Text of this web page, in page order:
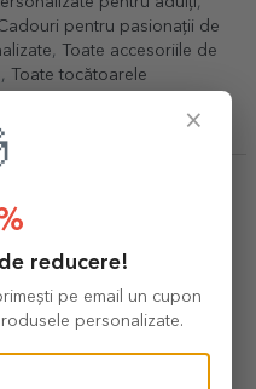
pentru pasionații de
,
Toate accesoriile de
,
Toate tocătoarele
×
reducere!
pe email un cupon
personalizate.